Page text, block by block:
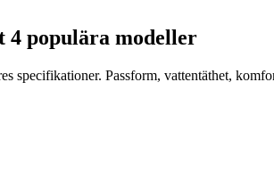
4 populära modeller
specifikationer. Passform, vattentäthet,